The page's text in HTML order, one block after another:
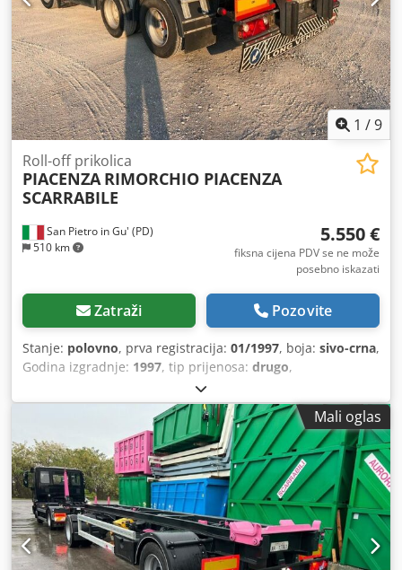
1 /9
San Pietro in Gu' (PD)
510 km
Roll-off prikolica
PIACENZA RIMORCHIO PIACENZA
SCARRABILE
5.550 €
fiksna cijena PDV se ne može
posebno iskazati
Zatraži Pozovite
Stanje: polovno, prva registracija: 01/1997, boja: sivo-crna,
Godina izgradnje: 1997, tip prijenosa: drugo,
Mali oglas